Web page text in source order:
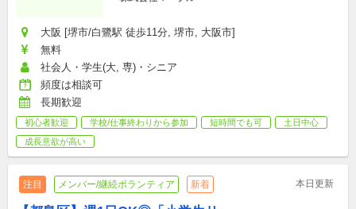
大阪 [堺市/白鷺駅 徒歩11分, 堺市, 大阪市]
無料
社会人・学生(大, 専)・シニア
頻度は相談可
長期歓迎
初心者歓迎 学校/仕事終わりから参加 短時間でも可
土日中心
成長意欲が高い
注目 メンバー/継続ボランティア 新着 本日更新